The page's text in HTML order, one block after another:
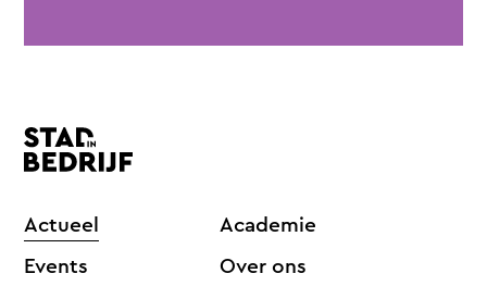
Actueel
Events
Academie
Over ons